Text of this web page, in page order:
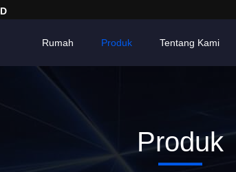
Rumah Produk Tentang Kami
Produk